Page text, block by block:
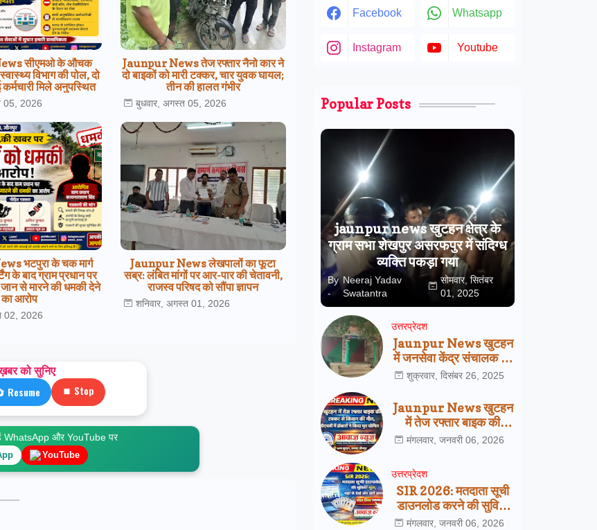
सीएमओ के औचक
विभाग की पोल, दो
मिले अनुपस्थित
05, 2026
Jaunpur News तेज रफ्तार नैनो कार ने
दो बाइकों को मारी टक्कर, चार युवक घायल;
तीन की हालत गंभीर
बुधवार, अगस्त 05, 2026
भटपुरा के चक मार्ग
के बाद ग्राम प्रधान पर
से मारने की धमकी देने
का आरोप
02, 2026
Jaunpur News लेखपालों का फूटा
सब्र: लंबित मांगों पर आर-पार की चेतावनी,
राजस्व परिषद को सौंपा ज्ञापन
शनिवार, अगस्त 01, 2026
को सुनिए
Resume ⏹ Stop
और YouTube पर
YouTube
Facebook Whatsapp
Instagram Youtube
Popular Posts
jaunpur news खुटहन क्षेत्र के
ग्राम सभा शेखपुर असरफपुर में संदिग्ध
व्यक्ति पकड़ा गया
By
-
Neeraj Yadav
Swatantra
सोमवार, सितंबर
01, 2025
उत्तरप्रेदश
Jaunpur News खुटहन
में जनसेवा केंद्र संचालक की
हत्या से हड़कंप, पुलिस जांच
शुक्रवार, दिसंबर 26, 2025
Jaunpur News खुटहन
में तेज रफ्तार बाइक की
टक्कर से किसान की मौत,
मंगलवार, जनवरी 06, 2026
उत्तरप्रेदश
SIR 2026: मतदाता सूची
डाउनलोड करने की सुविधा
शुरू, यहां से देखें अपना नाम
मंगलवार, जनवरी 06, 2026